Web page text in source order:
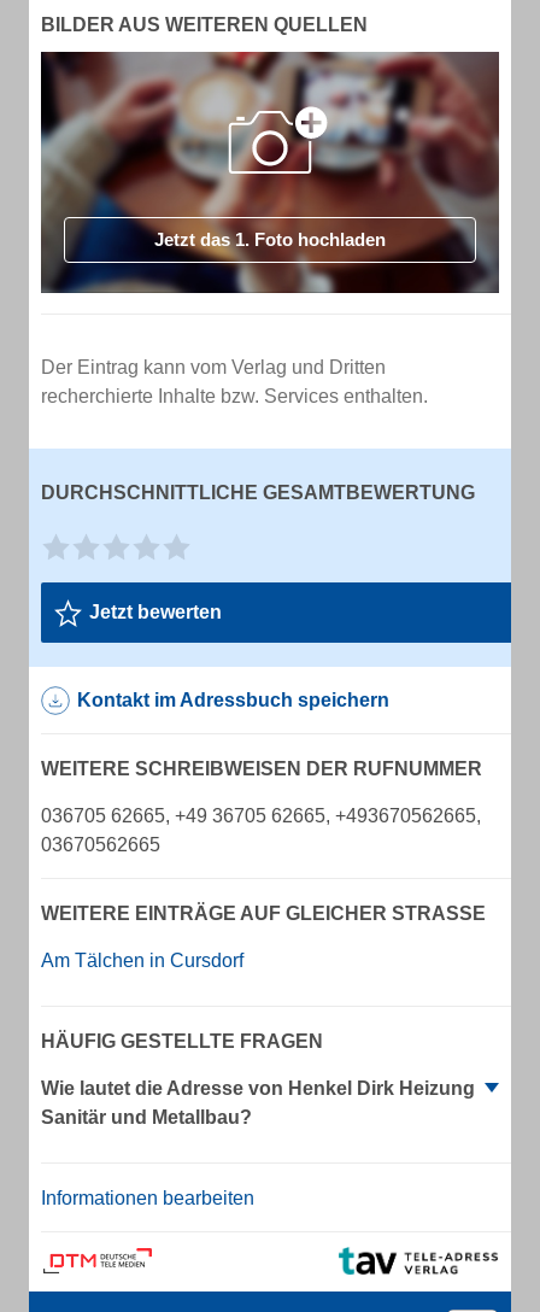
BILDER AUS WEITEREN QUELLEN
Jetzt das 1. Foto hochladen
Der Eintrag kann vom Verlag und Dritten
recherchierte Inhalte bzw. Services enthalten.
DURCHSCHNITTLICHE GESAMTBEWERTUNG
Jetzt bewerten
Kontakt im Adressbuch speichern
WEITERE SCHREIBWEISEN DER RUFNUMMER
036705 62665, +49 36705 62665, +493670562665,
03670562665
WEITERE EINTRÄGE AUF GLEICHER STRASSE
Am Tälchen in Cursdorf
HÄUFIG GESTELLTE FRAGEN
Wie lautet die Adresse von Henkel Dirk Heizung
Sanitär und Metallbau?
Informationen bearbeiten